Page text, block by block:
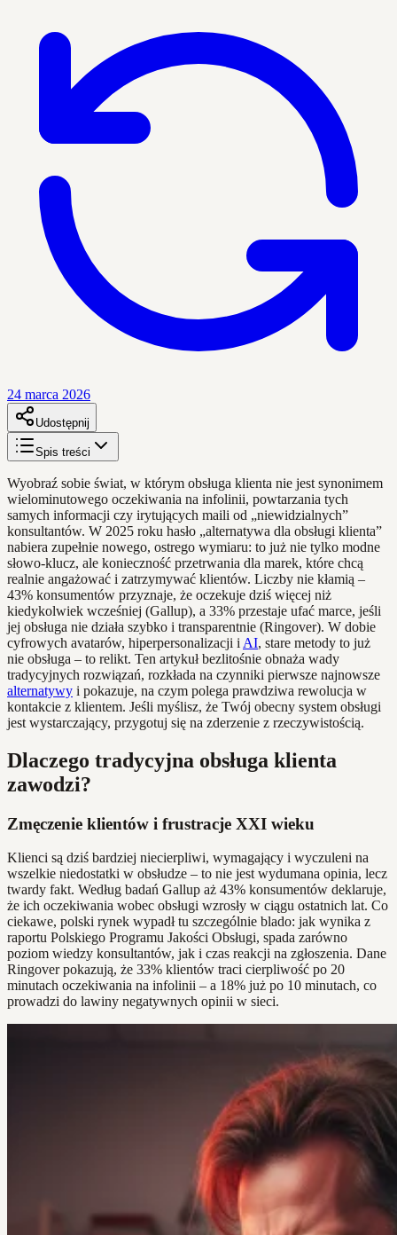
24 marca 2026
Udostępnij
Spis treści
Wyobraź sobie świat, w którym obsługa klienta nie jest synonimem
wielominutowego oczekiwania na infolinii, powtarzania tych
samych informacji czy irytujących maili od „niewidzialnych”
konsultantów. W 2025 roku hasło „alternatywa dla obsługi klienta”
nabiera zupełnie nowego, ostrego wymiaru: to już nie tylko modne
słowo-klucz, ale konieczność przetrwania dla marek, które chcą
realnie angażować i zatrzymywać klientów. Liczby nie kłamią –
43% konsumentów przyznaje, że oczekuje dziś więcej niż
kiedykolwiek wcześniej (Gallup), a 33% przestaje ufać marce, jeśli
jej obsługa nie działa szybko i transparentnie (Ringover). W dobie
cyfrowych avatarów, hiperpersonalizacji i AI, stare metody to już
nie obsługa – to relikt. Ten artykuł bezlitośnie obnaża wady
tradycyjnych rozwiązań, rozkłada na czynniki pierwsze najnowsze
alternatywy i pokazuje, na czym polega prawdziwa rewolucja w
kontakcie z klientem. Jeśli myślisz, że Twój obecny system obsługi
jest wystarczający, przygotuj się na zderzenie z rzeczywistością.
Dlaczego tradycyjna obsługa klienta
zawodzi?
Zmęczenie klientów i frustracje XXI wieku
Klienci są dziś bardziej niecierpliwi, wymagający i wyczuleni na
wszelkie niedostatki w obsłudze – to nie jest wydumana opinia, lecz
twardy fakt. Według badań Gallup aż 43% konsumentów deklaruje,
że ich oczekiwania wobec obsługi wzrosły w ciągu ostatnich lat. Co
ciekawe, polski rynek wypadł tu szczególnie blado: jak wynika z
raportu Polskiego Programu Jakości Obsługi, spada zarówno
poziom wiedzy konsultantów, jak i czas reakcji na zgłoszenia. Dane
Ringover pokazują, że 33% klientów traci cierpliwość po 20
minutach oczekiwania na infolinii – a 18% już po 10 minutach, co
prowadzi do lawiny negatywnych opinii w sieci.